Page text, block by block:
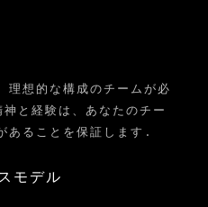
理想的な構成のチームが必
と経験は、あなたのチー
あることを保証します.
モデル